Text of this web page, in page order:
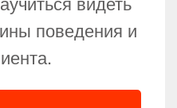
поведения и